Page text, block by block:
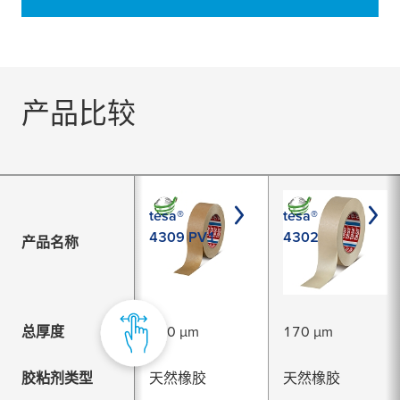
产品比较
产品名称
tesa®
4309 PV1
tesa®
4302
总厚度 170 µm 170 µm
胶粘剂类型 天然橡胶 天然橡胶